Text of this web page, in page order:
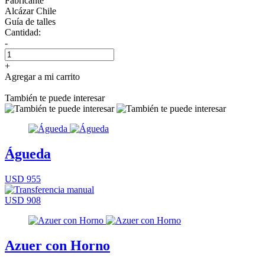
Alcázar Chile
Guía de talles
Cantidad:
-
+
Agregar a mi carrito
También te puede interesar
Águeda
USD 955
USD 908
Azuer con Horno